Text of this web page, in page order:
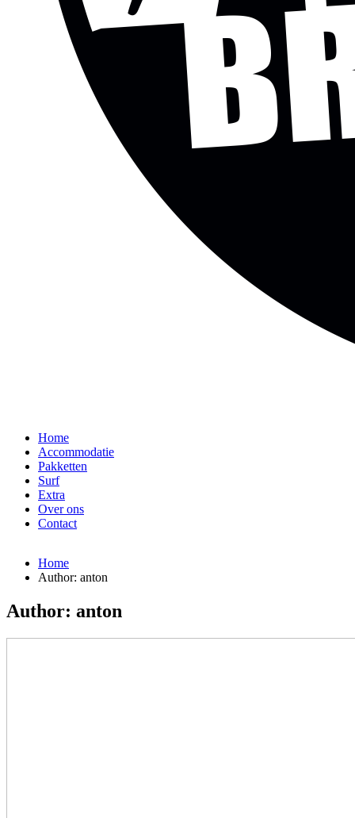
Home
Accommodatie
Pakketten
Surf
Extra
Over ons
Contact
Home
Author: anton
Author: anton